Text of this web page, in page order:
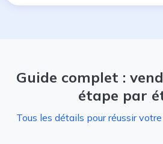
Guide complet :
étape par
Tous les détails pour réussir